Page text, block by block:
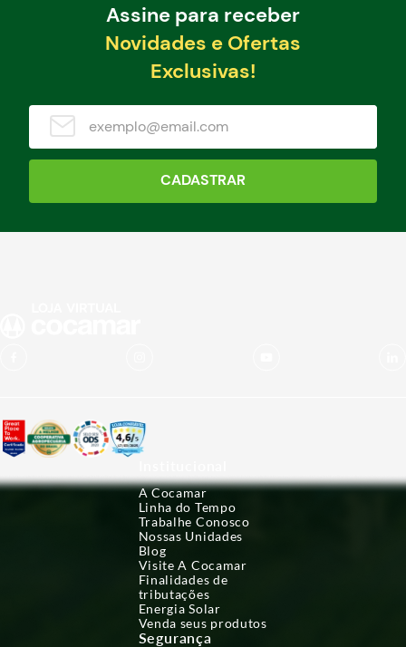
Assine para receber
Novidades e Ofertas
Exclusivas!
CADASTRAR
A Cocamar
Linha do Tempo
Trabalhe Conosco
Nossas Unidades
Blog
Visite A Cocamar
Finalidades de
tributações
Energia Solar
Venda seus produtos
Segurança